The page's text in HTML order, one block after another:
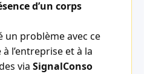
d’un corps
un problème avec ce
l’entreprise et à la
via SignalConso